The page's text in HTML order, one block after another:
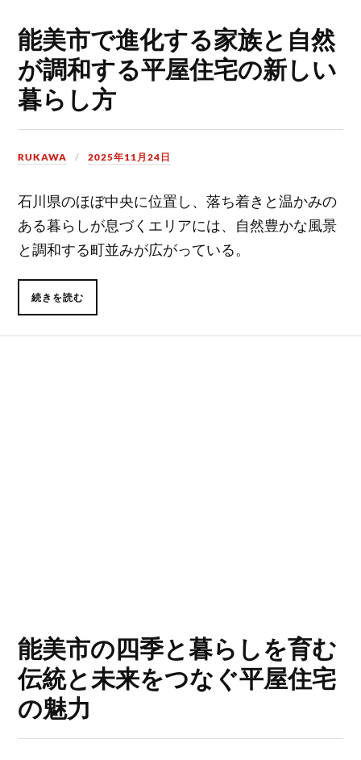
能美市で進化する家族と自然
が調和する平屋住宅の新しい
暮らし方
RUKAWA 2025年11月24日
石川県のほぼ中央に位置し、落ち着きと温かみの
ある暮らしが息づくエリアには、自然豊かな風景
と調和する町並みが広がっている。
続きを読む
能美市の四季と暮らしを育む
伝統と未来をつなぐ平屋住宅
の魅力